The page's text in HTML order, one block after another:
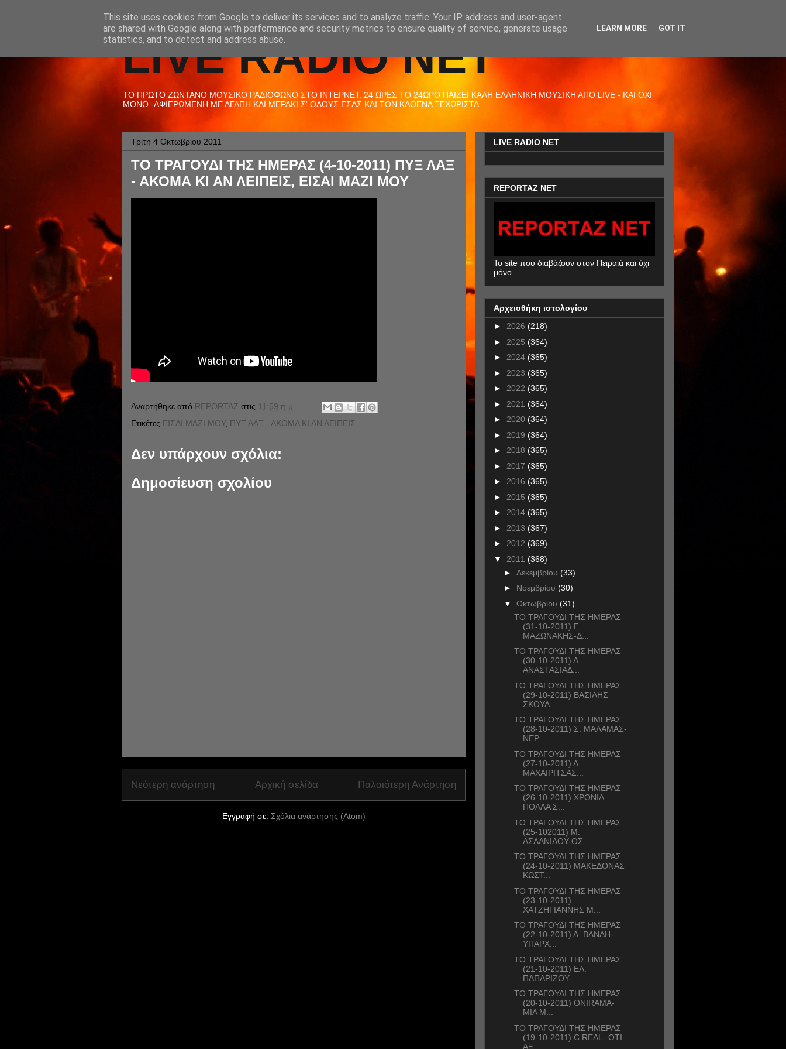
LIVE RADIO NET
ΤΟ ΠΡΩΤΟ ΖΩΝΤΑΝΟ ΜΟΥΣΙΚΟ ΡΑΔΙΟΦΩΝΟ ΣΤΟ ΙΝΤΕΡΝΕΤ. 24 ΩΡΕΣ ΤΟ 24ΩΡΟ ΠΑΙΖΕΙ ΚΑΛΗ ΕΛΛΗΝΙΚΗ ΜΟΥΣΙΚΗ ΑΠΟ LIVE - ΚΑΙ ΟΧΙ
ΜΟΝΟ -ΑΦΙΕΡΩΜΕΝΗ ΜΕ ΑΓΑΠΗ ΚΑΙ ΜΕΡΑΚΙ Σ' ΟΛΟΥΣ ΕΣΑΣ ΚΑΙ ΤΟΝ ΚΑΘΕΝΑ ΞΕΧΩΡΙΣΤΑ.
Τρίτη 4 Οκτωβρίου 2011
ΤΟ ΤΡΑΓΟΥΔΙ ΤΗΣ ΗΜΕΡΑΣ (4-10-2011) ΠΥΞ ΛΑΞ
- ΑΚΟΜΑ ΚΙ ΑΝ ΛΕΙΠΕΙΣ, ΕΙΣΑΙ ΜΑΖΙ ΜΟΥ
Αναρτήθηκε από REPORTAZ στις 11:59 π.μ.
Ετικέτες ΕΙΣΑΙ ΜΑΖΙ ΜΟΥ, ΠΥΞ ΛΑΞ - ΑΚΟΜΑ ΚΙ ΑΝ ΛΕΙΠΕΙΣ
Δεν υπάρχουν σχόλια:
Δημοσίευση σχολίου
Νεότερη ανάρτηση Παλαιότερη Ανάρτηση
Αρχική σελίδα
Εγγραφή σε: Σχόλια ανάρτησης (Atom)
LIVE RADIO NET
REPORTAZ NET
To site που διαβάζουν στον Πειραιά και όχι
μόνο
Αρχειοθήκη ιστολογίου
► 2026 (218)
► 2025 (364)
► 2024 (365)
► 2023 (365)
► 2022 (365)
► 2021 (364)
► 2020 (364)
► 2019 (364)
► 2018 (365)
► 2017 (365)
► 2016 (365)
► 2015 (365)
► 2014 (365)
► 2013 (367)
► 2012 (369)
▼ 2011 (368)
► Δεκεμβρίου (33)
► Νοεμβρίου (30)
▼ Οκτωβρίου (31)
ΤΟ ΤΡΑΓΟΥΔΙ ΤΗΣ ΗΜΕΡΑΣ
(31-10-2011) Γ.
ΜΑΖΩΝΑΚΗΣ-Δ...
ΤΟ ΤΡΑΓΟΥΔΙ ΤΗΣ ΗΜΕΡΑΣ
(30-10-2011) Δ.
ΑΝΑΣΤΑΣΙΑΔ...
ΤΟ ΤΡΑΓΟΥΔΙ ΤΗΣ ΗΜΕΡΑΣ
(29-10-2011) ΒΑΣΙΛΗΣ
ΣΚΟΥΛ...
ΤΟ ΤΡΑΓΟΥΔΙ ΤΗΣ ΗΜΕΡΑΣ
(28-10-2011) Σ. ΜΑΛΑΜΑΣ-
ΝΕΡ...
ΤΟ ΤΡΑΓΟΥΔΙ ΤΗΣ ΗΜΕΡΑΣ
(27-10-2011) Λ.
ΜΑΧΑΙΡΙΤΣΑΣ...
ΤΟ ΤΡΑΓΟΥΔΙ ΤΗΣ ΗΜΕΡΑΣ
(26-10-2011) ΧΡΟΝΙΑ
ΠΟΛΛΑ Σ...
ΤΟ ΤΡΑΓΟΥΔΙ ΤΗΣ ΗΜΕΡΑΣ
(25-102011) Μ.
ΑΣΛΑΝΙΔΟΥ-ΟΣ...
ΤΟ ΤΡΑΓΟΥΔΙ ΤΗΣ ΗΜΕΡΑΣ
(24-10-2011) ΜΑΚΕΔΟΝΑΣ
ΚΩΣΤ...
ΤΟ ΤΡΑΓΟΥΔΙ ΤΗΣ ΗΜΕΡΑΣ
(23-10-2011)
ΧΑΤΖΗΓΙΑΝΝΗΣ Μ...
ΤΟ ΤΡΑΓΟΥΔΙ ΤΗΣ ΗΜΕΡΑΣ
(22-10-2011) Δ. ΒΑΝΔΗ-
ΥΠΑΡΧ...
ΤΟ ΤΡΑΓΟΥΔΙ ΤΗΣ ΗΜΕΡΑΣ
(21-10-2011) ΕΛ.
ΠΑΠΑΡΙΖΟΥ-...
ΤΟ ΤΡΑΓΟΥΔΙ ΤΗΣ ΗΜΕΡΑΣ
(20-10-2011) ONIRAMA-
ΜΙΑ Μ...
ΤΟ ΤΡΑΓΟΥΔΙ ΤΗΣ ΗΜΕΡΑΣ
(19-10-2011) C REAL- ΟΤΙ
ΑΞ...
This site uses cookies from Google to deliver its services and to analyze traffic. Your IP address and user-agent
are shared with Google along with performance and security metrics to ensure quality of service, generate usage
statistics, and to detect and address abuse.
LEARN MORE GOT IT